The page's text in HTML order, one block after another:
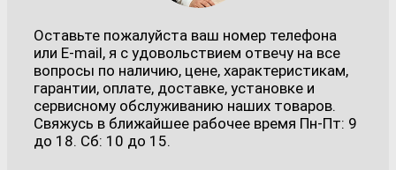
Оставьте пожалуйста ваш номер телефона
или E-mail, я с удовольствием отвечу на все
вопросы по наличию, цене, характеристикам,
гарантии, оплате, доставке, установке и
сервисному обслуживанию наших товаров.
Свяжусь в ближайшее рабочее время Пн-Пт: 9
до 18. Сб: 10 до 15.